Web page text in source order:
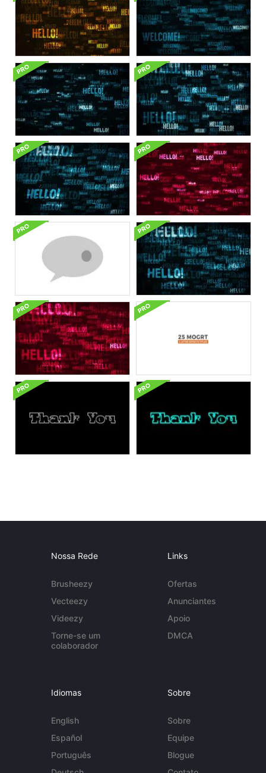
Nossa Rede
Brusheezy
Vecteezy
Videezy
Torne-se um
colaborador
Links
Ofertas
Anunciantes
Apoio
DMCA
Idiomas
English
Español
Português
Sobre
Sobre
Equipe
Blogue